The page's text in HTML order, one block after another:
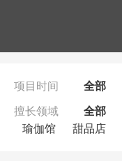
项目时间 全部
擅长领域 全部
瑜伽馆
甜品店